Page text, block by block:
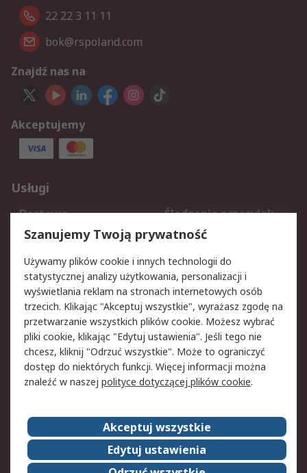
22 22 3 11 11
bok@rspoland.com
Znajdź nas na
Akceptujemy
Usługi
Dostawa
Śledzenie przesyłek
Reklamacje i zwroty
Rejestracja
Aspekty prawne
Bezpieczeństwo e-
maila
Polityka dotycząca
plików cookie
Polityka prywatności
Użytkowanie witryny
Zastrzeżenia prawne
Warunki Sprzedaży
Kontakt
O firmie RS
RS na świecie
Kariera
Nagrody dla RS
Szanujemy Twoją prywatność
Używamy plików cookie i innych technologii do
statystycznej analizy użytkowania, personalizacji i
wyświetlania reklam na stronach internetowych osób
trzecich. Klikając "Akceptuj wszystkie", wyrażasz zgodę na
przetwarzanie wszystkich plików cookie. Możesz wybrać
pliki cookie, klikając "Edytuj ustawienia". Jeśli tego nie
chcesz, kliknij "Odrzuć wszystkie". Może to ograniczyć
dostęp do niektórych funkcji. Więcej informacji można
znaleźć w naszej polityce dotyczącej plików cookie.
Akceptuj wszystkie
Edytuj ustawienia